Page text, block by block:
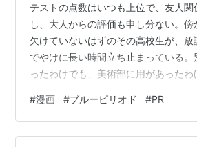
テストの点数はいつも上位で、友人関
し、大人からの評価も申し分ない。
欠けていないはずのその高校生が、
でやけに長い時間立ち止まっている。
ったわけでも、美術部に用があったわ
けだ。 この「そつなくこなせるのに、
感覚こそ、『ブルーピリオド』とい
っている。勉強も要領も人並み以上
#漫画 #ブルーピリオド #PR